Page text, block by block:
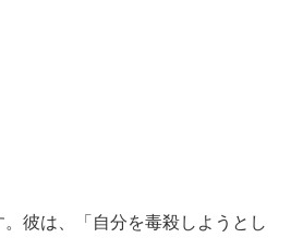
彼は、「自分を毒殺しようとし